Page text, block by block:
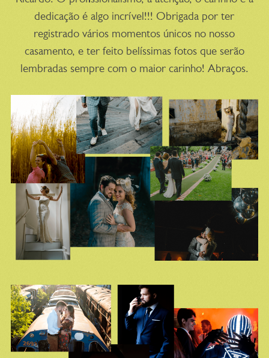
dedicação é algo incrível!!! Obrigada por ter
registrado vários momentos únicos no nosso
casamento, e ter feito belíssimas fotos que serão
lembradas sempre com o maior carinho! Abraços.